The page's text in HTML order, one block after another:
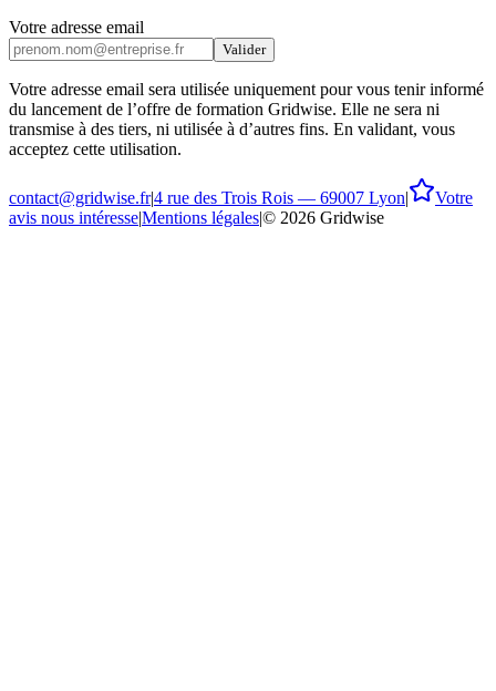
Votre adresse email
Valider
Votre adresse email sera utilisée uniquement pour vous tenir informé
du lancement de l’offre de formation Gridwise. Elle ne sera ni
transmise à des tiers, ni utilisée à d’autres fins. En validant, vous
acceptez cette utilisation.
contact@gridwise.fr|4 rue des Trois Rois — 69007 Lyon|
Votre
avis nous intéresse|Mentions légales|© 2026 Gridwise